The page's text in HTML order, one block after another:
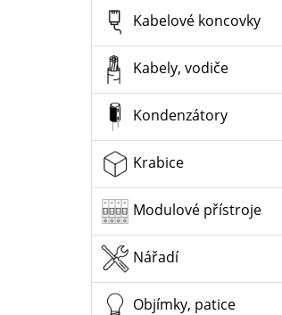
Kabelové koncovky
Kabely, vodiče
Kondenzátory
Krabice
Modulové přístroje
Nářadí
Objímky, patice